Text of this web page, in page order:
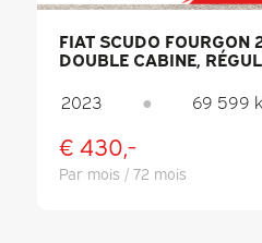
FIAT SCUDO FOURGON
DOUBLE CABINE,
ACCÈS SANS CLÉ /
PLACES /
2023 ● 69 599
€ 430,-
Par mois / 72 mois